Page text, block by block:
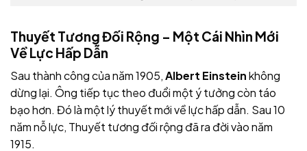
Thuyết Tương Đối Rộng – Một Cái Nhìn Mới
Về Lực Hấp Dẫn
Sau thành công của năm 1905,Albert Einsteinkhông
dừng lại. Ông tiếp tục theo đuổi một ý tưởng còn táo
bạo hơn. Đó là một lý thuyết mới về lực hấp dẫn. Sau 10
năm nỗ lực, Thuyết tương đối rộng đã ra đời vào năm
1915.